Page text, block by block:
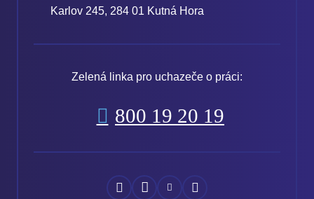
Karlov 245, 284 01 Kutná Hora
Zelená linka pro uchazeče o práci:
800 19 20 19
Náš
Facebook
Náš
Instagram
Náš
YouTube
Náš
LinkedIn